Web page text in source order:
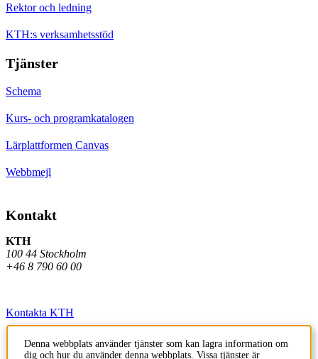
Rektor och ledning
KTH:s verksamhetsstöd
Tjänster
Schema
Kurs- och programkatalogen
Lärplattformen Canvas
Webbmejl
Kontakt
KTH
100 44 Stockholm
+46 8 790 60 00
Kontakta KTH
Jobba på KTH
Denna webbplats använder tjänster som kan lagra information om
dig och hur du använder denna webbplats. Vissa tjänster är